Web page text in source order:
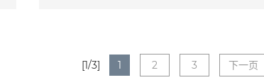
[1/3] 1 2 3 下一页